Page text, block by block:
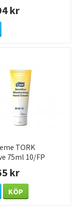
kr
TORK
75ml 10/FP
kr
KÖP